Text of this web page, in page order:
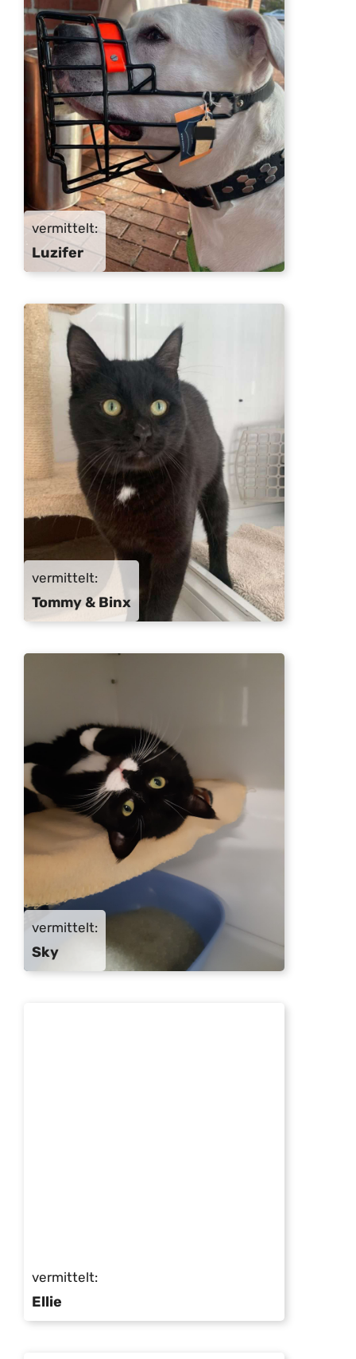
vermittelt:
Luzifer
vermittelt:
Tommy & Binx
vermittelt:
Sky
vermittelt:
Ellie